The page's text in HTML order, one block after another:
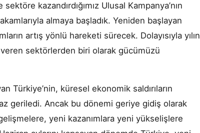
kazandırdığımız Ulusal Kampanya’nın
almaya başladık. Yeniden başlayan
artış yönlü hareketi sürecek. Dolayısıyla yılın
veren sektörlerden biri olarak gücümüzü
Türkiye’nin, küresel ekonomik saldırıların
geriledi. Ancak bu dönemi geriye gidiş olarak
yeni kazanımlara yeni yükselişlere